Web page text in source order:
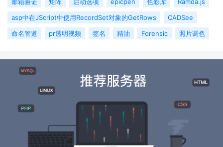
asp中在JScript中使用RecordSet对象的GetRows
CADSee
命名管道
pr透明视频 签名 精油 Forensic 照片调色